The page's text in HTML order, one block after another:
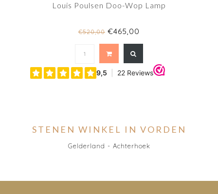
Louis Poulsen Doo-Wop Lamp
€520,00 €465,00
STENEN WINKEL IN VORDEN
Gelderland - Achterhoek